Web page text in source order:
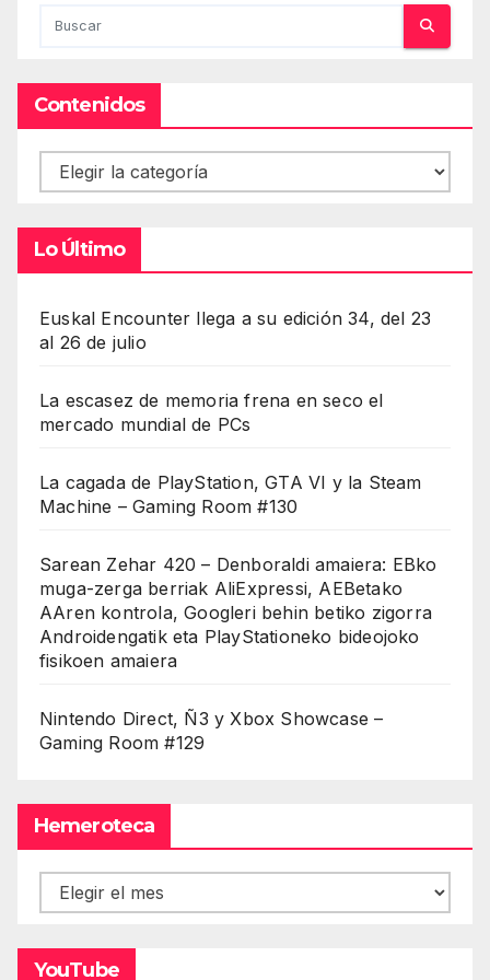
Contenidos
Contenidos
Lo Último
Euskal Encounter llega a su edición 34, del 23
al 26 de julio
La escasez de memoria frena en seco el
mercado mundial de PCs
La cagada de PlayStation, GTA VI y la Steam
Machine – Gaming Room #130
Sarean Zehar 420 – Denboraldi amaiera: EBko
muga-zerga berriak AliExpressi, AEBetako
AAren kontrola, Googleri behin betiko zigorra
Androidengatik eta PlayStationeko bideojoko
fisikoen amaiera
Nintendo Direct, Ñ3 y Xbox Showcase –
Gaming Room #129
Hemeroteca
Hemeroteca
YouTube